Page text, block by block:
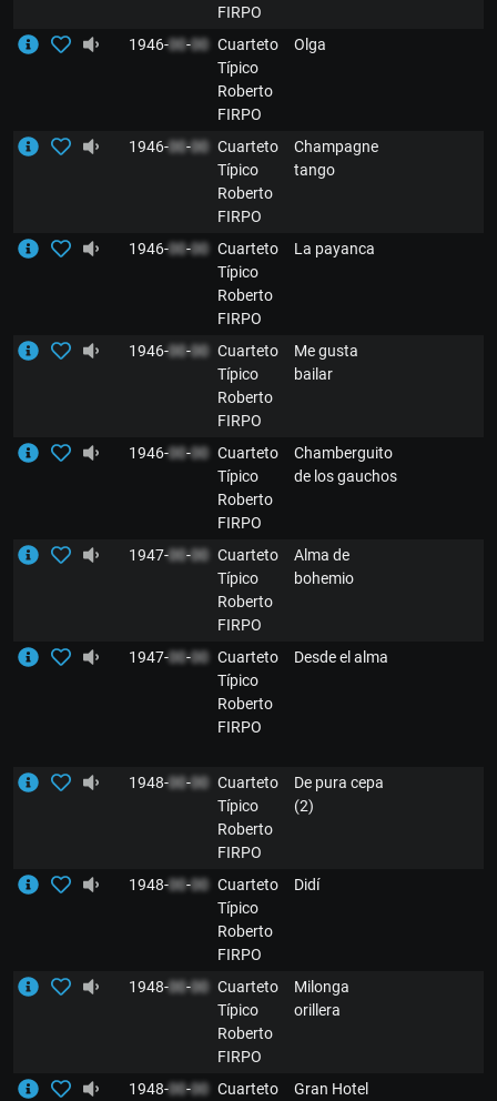
FIRPO
1946-00-00 Cuarteto
Típico
Roberto
FIRPO
Olga
1946-00-00 Cuarteto
Típico
Roberto
FIRPO
Champagne
tango
1946-00-00 Cuarteto
Típico
Roberto
FIRPO
La payanca
1946-00-00 Cuarteto
Típico
Roberto
FIRPO
Me gusta
bailar
1946-00-00 Cuarteto
Típico
Roberto
FIRPO
Chamberguito
de los gauchos
1947-00-00 Cuarteto
Típico
Roberto
FIRPO
Alma de
bohemio
1947-00-00 Cuarteto
Típico
Roberto
FIRPO
Desde el alma
1948-00-00 Cuarteto
Típico
Roberto
FIRPO
De pura cepa
(2)
1948-00-00 Cuarteto
Típico
Roberto
FIRPO
Didí
1948-00-00 Cuarteto
Típico
Roberto
FIRPO
Milonga
orillera
1948-00-00 Cuarteto Gran Hotel